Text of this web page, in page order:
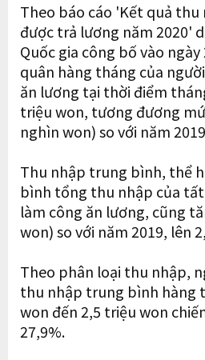
Theo báo cáo 'Kết quả
được trả lương năm 2020'
Quốc gia công bố vào
quân hàng tháng của
ăn lương tại thời điểm
triệu won, tương đương
nghìn won) so với năm
Thu nhập trung bình, thể
bình tổng thu nhập của
làm công ăn lương, cũng
won) so với năm 2019, lên
Theo phân loại thu nhập,
thu nhập trung bình hàng
won đến 2,5 triệu won
27,9%.